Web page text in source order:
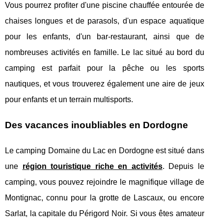
Vous pourrez profiter d'une piscine chauffée entourée de
chaises longues et de parasols, d'un espace aquatique
pour les enfants, d'un bar-restaurant, ainsi que de
nombreuses activités en famille. Le lac situé au bord du
camping est parfait pour la pêche ou les sports
nautiques, et vous trouverez également une aire de jeux
pour enfants et un terrain multisports.
Des vacances inoubliables en Dordogne
Le camping Domaine du Lac en Dordogne est situé dans
une région touristique riche en activités. Depuis le
camping, vous pouvez rejoindre le magnifique village de
Montignac, connu pour la grotte de Lascaux, ou encore
Sarlat, la capitale du Périgord Noir. Si vous êtes amateur